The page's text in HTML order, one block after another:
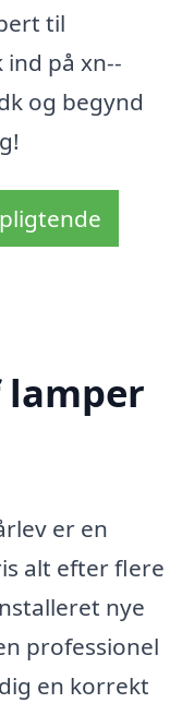
til
på xn--
og begynd
er en
alt efter flere
nye
professionel
en korrekt